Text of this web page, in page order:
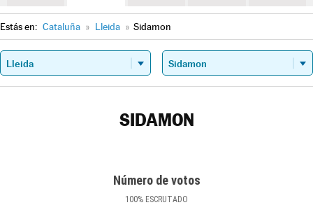
Estás en: Cataluña » Lleida » Sidamon
SIDAMON
Número de votos
100% ESCRUTADO